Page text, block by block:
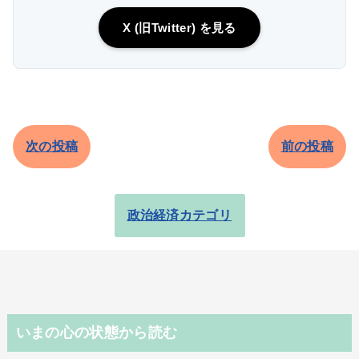
X (旧Twitter) を見る
次の投稿 前の投稿
政治経済カテゴリ
いまの心の状態から読む